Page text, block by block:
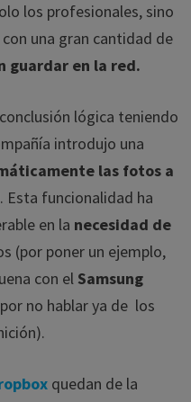
los profesionales, sino
una gran cantidad de
guardar en la red.
lógica teniendo
introdujo una
las fotos a
. Esta funcionalidad ha
en la necesidad de
(por poner un ejemplo,
con el Samsung
no hablar ya de los
quedan de la